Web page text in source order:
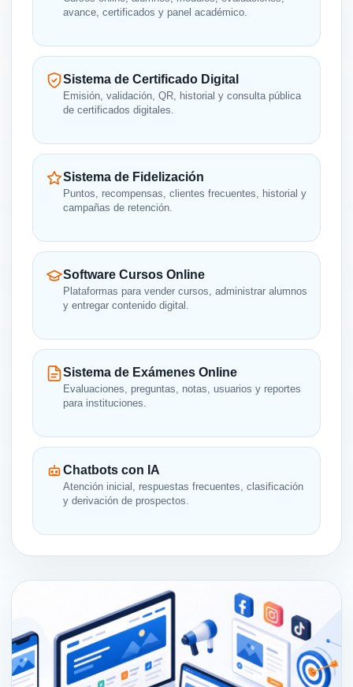
avance, certificados y panel académico.
Sistema de Certificado Digital
Emisión, validación, QR, historial y consulta pública
de certificados digitales.
Sistema de Fidelización
Puntos, recompensas, clientes frecuentes, historial y
campañas de retención.
Software Cursos Online
Plataformas para vender cursos, administrar alumnos
y entregar contenido digital.
Sistema de Exámenes Online
Evaluaciones, preguntas, notas, usuarios y reportes
para instituciones.
Chatbots con IA
Atención inicial, respuestas frecuentes, clasificación
y derivación de prospectos.